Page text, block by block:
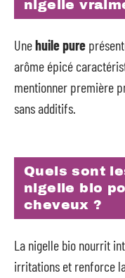
nigelle
Unehuile pure
arôme épicé
mentionner première
sans additifs.
Quels sont
nigelle bio
cheveux ?
La nigelle bio nourrit
irritations et renforce